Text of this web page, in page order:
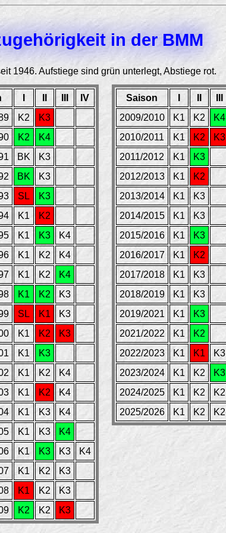
in der BMM
1946. Aufstiege sind grün unterlegt, Abstiege rot.
IV
K2
K3
K2
K4
BK
K3
BK
K3
SL
K3
K1
K2
K1 K3
K4
K1 K2
K4
K1 K2
K4
K1 K2
K3
SL K1
K3
K1 K2
K3
K1
K3
K1 K2
K4
K1 K2
K4
K1 K3
K4
K1 K3
K4
K1 K3 K3
K4
K1 K2
K3
K1 K2
K3
K2 K2 K3
Saison
2009/2010
K1 K2
K4
2010/2011
K1 K2
K3
2011/2012
K1
K3
2012/2013
K1
K2
2013/2014
K1
K3
2014/2015
K1
K3
2015/2016
K1
K3
2016/2017
K1
K2
2017/2018
K1
K3
2018/2019
K1
K3
2019/2021
K1
K3
2021/2022
K1
K2
2022/2023
K1 K1
K3
2023/2024
K1 K2
K3
2024/2025
K1 K2
K2
2025/2026
K1 K2 K2